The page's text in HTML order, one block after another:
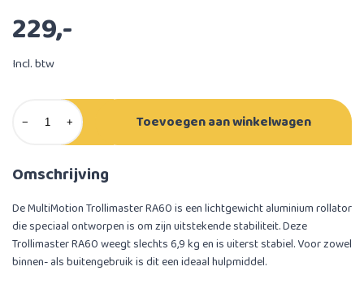
229,-
Incl. btw
− + Toevoegen aan winkelwagen
Omschrijving
De MultiMotion Trollimaster RA60 is een lichtgewicht aluminium rollator
die speciaal ontworpen is om zijn uitstekende stabiliteit. Deze
Trollimaster RA60 weegt slechts 6,9 kg en is uiterst stabiel. Voor zowel
binnen- als buitengebruik is dit een ideaal hulpmiddel.